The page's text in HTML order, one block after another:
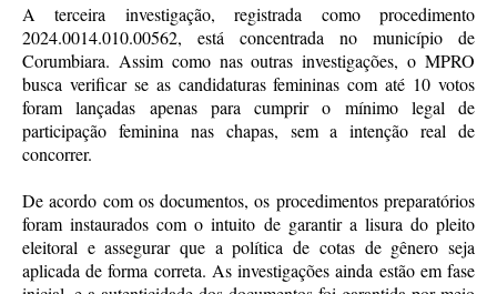
A terceira investigação, registrada como procedimento
2024.0014.010.00562, está concentrada no município de
Corumbiara. Assim como nas outras investigações, o MPRO
busca verificar se as candidaturas femininas com até 10 votos
foram lançadas apenas para cumprir o mínimo legal de
participação feminina nas chapas, sem a intenção real de
concorrer.
De acordo com os documentos, os procedimentos preparatórios
foram instaurados com o intuito de garantir a lisura do pleito
eleitoral e assegurar que a política de cotas de gênero seja
aplicada de forma correta. As investigações ainda estão em fase